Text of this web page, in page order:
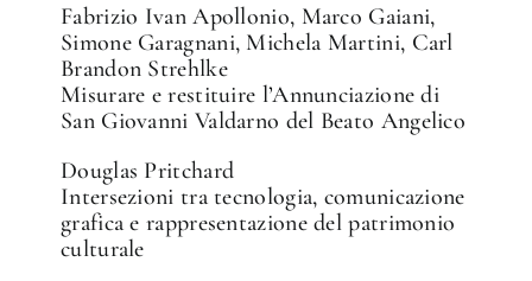
Fabrizio Ivan Apollonio, Marco Gaiani,
Simone Garagnani, Michela Martini, Carl
Brandon Strehlke
Misurare e restituire l’Annunciazione di
San Giovanni Valdarno del Beato Angelico
Douglas Pritchard
Intersezioni tra tecnologia, comunicazione
grafica e rappresentazione del patrimonio
culturale